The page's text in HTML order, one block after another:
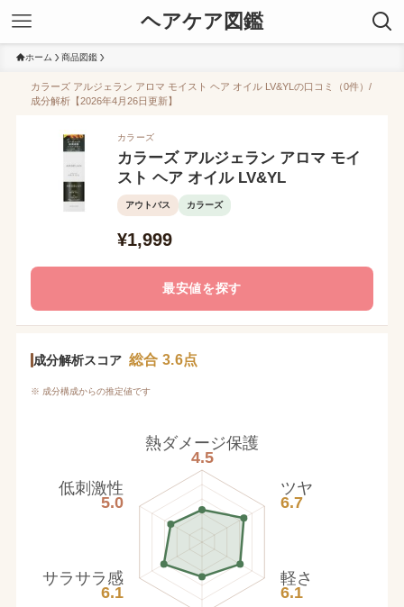
ヘアケア図鑑
ホーム 商品図鑑
カラーズ アルジェラン アロマ モイスト ヘア オイル LV&YLの口コミ（0件）/
成分解析【2026年4月26日更新】
カラーズ
カラーズ アルジェラン アロマ モイ
スト ヘア オイル LV&YL
アウトバス カラーズ
¥1,999
最安値を探す
成分解析スコア 総合 3.6点
※ 成分構成からの推定値です
熱ダメージ保護
4.5
ツヤ
6.7
軽さ
6.1
サラサラ感
6.1
低刺激性
5.0